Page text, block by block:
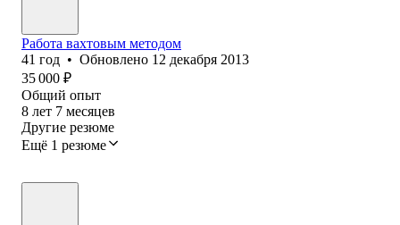
Работа вахтовым методом
41 год • Обновлено 12 декабря 2013
35 000 ₽
Общий опыт
8 лет 7 месяцев
Другие резюме
Ещё 1 резюме